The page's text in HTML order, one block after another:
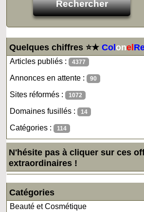
Quelques chiffres ⭐★Colonel
Articles publiés : 4377
Annonces en attente : 90
Sites réformés : 1072
Domaines fusillés : 14
Catégories : 114
N'hésite pas à cliquer sur ces
extraordinaires !
Catégories
Beauté et Cosmétique